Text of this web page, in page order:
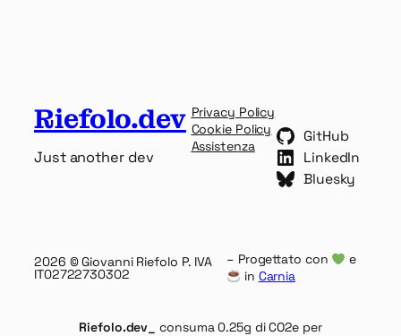
Riefolo.dev
Just another dev
Privacy Policy
Cookie Policy
Assistenza
GitHub
LinkedIn
Bluesky
2026 © Giovanni Riefolo P. IVA
IT02722730302
– Progettato con
e
in Carnia
Riefolo.dev_ consuma 0.25g di CO2e per